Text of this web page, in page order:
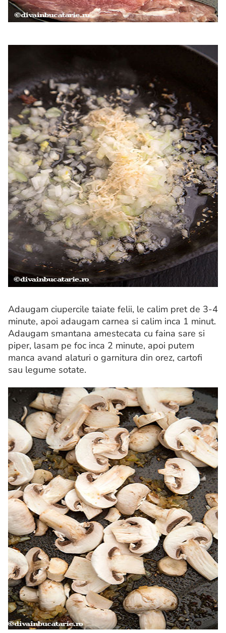
Adaugam ciupercile taiate felii, le calim pret de 3-4
minute, apoi adaugam carnea si calim inca 1 minut.
Adaugam smantana amestecata cu faina sare si
piper, lasam pe foc inca 2 minute, apoi putem
manca avand alaturi o garnitura din orez, cartofi
sau legume sotate.